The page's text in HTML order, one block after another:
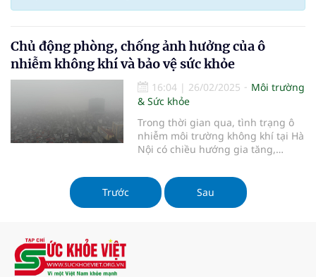
Chủ động phòng, chống ảnh hưởng của ô
nhiễm không khí và bảo vệ sức khỏe
16:04 | 26/02/2025
Môi trường
& Sức khỏe
Trong thời gian qua, tình trạng ô
nhiễm môi trường không khí tại Hà
Nội có chiều hướng gia tăng,
Trước Sau